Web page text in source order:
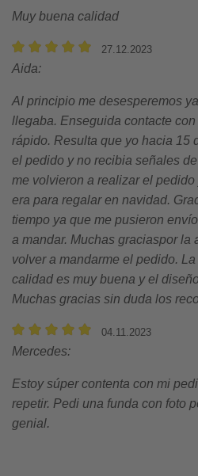
Muy buena calidad
27.12.2023
Aida:
Al principio me desesperemos
llegaba. Enseguida contacte
rápido. Resulta que yo hacia 15
el pedido y no recibia señales
me volvieron a realizar el
era para regalar en navidad.
tiempo ya que me pusieron
a mandar. Muchas graciaspor la
volver a mandarme el pedido.
calidad es muy buena y el
Muchas gracias sin duda los
04.11.2023
Mercedes:
Estoy súper contenta con mi
repetir. Pedi una funda con foto
genial.